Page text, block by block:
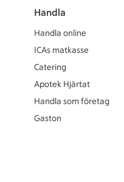
Handla
Handla online
ICAs matkasse
Catering
Apotek Hjärtat
Handla som företag
Gaston